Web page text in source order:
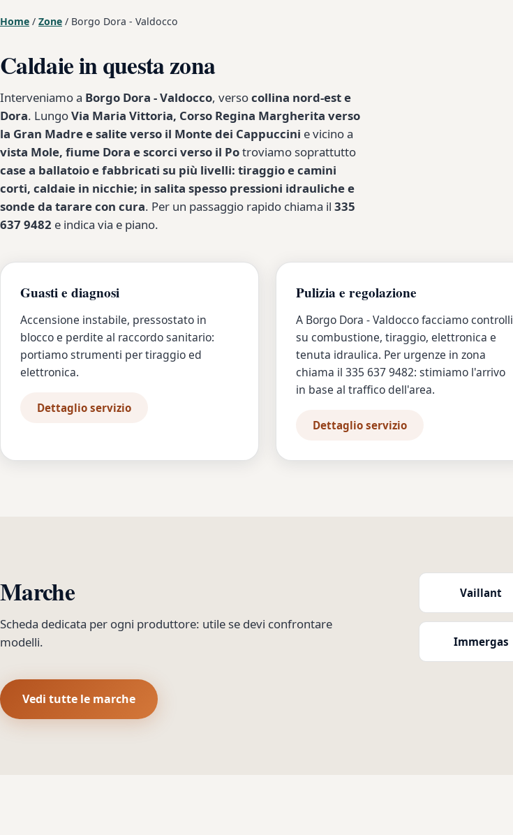
Home / Zone / Borgo Dora - Valdocco
Caldaie in questa zona
Interveniamo a Borgo Dora - Valdocco, versocollina nord-est e
Dora. LungoVia Maria Vittoria, Corso Regina Margherita verso
la Gran Madre e salite verso il Monte dei Cappuccini e vicino a
vista Mole, fiume Dora e scorci verso il Potroviamo soprattutto
case a ballatoio e fabbricati su più livelli: tiraggio e camini
corti, caldaie in nicchie; in salita spesso pressioni idrauliche e
sonde da tarare con cura. Per un passaggio rapido chiama il 335
637 9482 e indica via e piano.
Guasti e diagnosi
Accensione instabile, pressostato in
blocco e perdite al raccordo sanitario:
portiamo strumenti per tiraggio ed
elettronica.
Dettaglio servizio
Pulizia e regolazione
A Borgo Dora - Valdocco facciamo controlli
su combustione, tiraggio, elettronica e
tenuta idraulica. Per urgenze in zona
chiama il 335 637 9482: stimiamo l'arrivo
in base al traffico dell'area.
Dettaglio servizio
Marche
Scheda dedicata per ogni produttore: utile se devi confrontare
modelli.
Vedi tutte le marche
Vaillant
Immergas